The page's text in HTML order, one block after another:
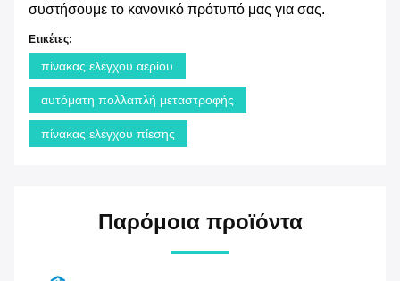
συστήσουμε το κανονικό πρότυπό μας για σας.
Ετικέτες:
πίνακας ελέγχου αερίου
αυτόματη πολλαπλή μεταστροφής
πίνακας ελέγχου πίεσης
Παρόμοια προϊόντα